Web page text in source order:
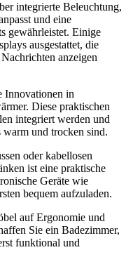
integrierte Beleuchtung,
und eine
gewährleistet. Einige
ausgestattet, die
anzeigen
Innovationen in
Diese praktischen
integriert werden und
warm und trocken sind.
oder kabellosen
ist eine praktische
Geräte wie
bequem aufzuladen.
auf Ergonomie und
Sie ein Badezimmer,
funktional und